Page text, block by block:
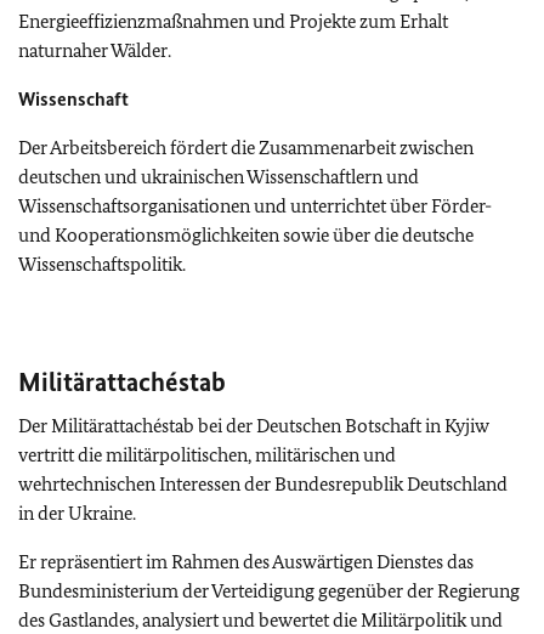
Energieeffizienzmaßnahmen und Projekte zum Erhalt
naturnaher Wälder.
Wissenschaft
Der Arbeitsbereich fördert die Zusammenarbeit zwischen
deutschen und ukrainischen Wissenschaftlern und
Wissenschaftsorganisationen und unterrichtet über Förder-
und Kooperationsmöglichkeiten sowie über die deutsche
Wissenschaftspolitik.
Militärattachéstab
Der Militärattachéstab bei der Deutschen Botschaft in Kyjiw
vertritt die militärpolitischen, militärischen und
wehrtechnischen Interessen der Bundesrepublik Deutschland
in der Ukraine.
Er repräsentiert im Rahmen des Auswärtigen Dienstes das
Bundesministerium der Verteidigung gegenüber der Regierung
des Gastlandes, analysiert und bewertet die Militärpolitik und